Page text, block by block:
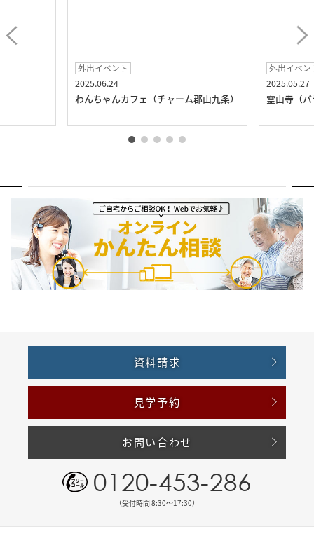
外出イベント
2025.06.24
わんちゃんカフェ（チャーム郡山九条）
外出イベン
2025.05.27
霊山寺（
資料請求
見学予約
お問い合わせ
0120-453-286
（受付時間 8:30〜17:30）